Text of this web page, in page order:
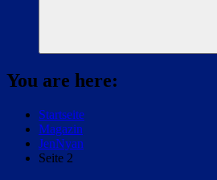
Suchen
You are here:
Startseite
Magazin
JenNyan
Seite 2